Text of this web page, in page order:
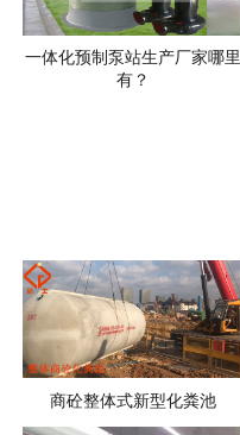
一体化预制泵站生产厂家哪里
有？
商砼整体式新型化粪池